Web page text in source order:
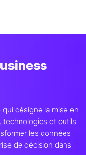
désigne la mise en
technologies et outils
les données
de décision dans